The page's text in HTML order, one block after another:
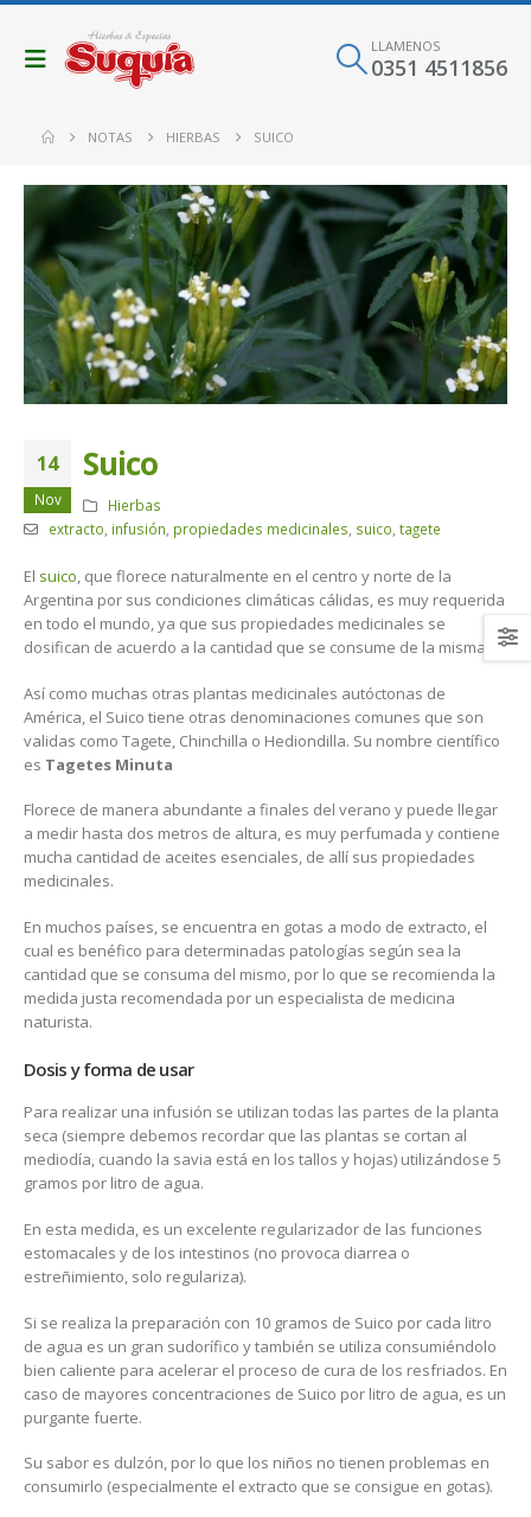
LLAMENOS
0351 4511856
NOTAS HIERBAS SUICO
14
Nov
Suico
Hierbas
extracto infusión propiedades medicinales suico tagete
El suico, que florece naturalmente en el centro y norte de la
Argentina por sus condiciones climáticas cálidas, es muy requerida
en todo el mundo, ya que sus propiedades medicinales se
dosifican de acuerdo a la cantidad que se consume de la misma.
Así como muchas otras plantas medicinales autóctonas de
América, el Suico tiene otras denominaciones comunes que son
validas como Tagete, Chinchilla o Hediondilla. Su nombre científico
es Tagetes Minuta
Florece de manera abundante a finales del verano y puede llegar
a medir hasta dos metros de altura, es muy perfumada y contiene
mucha cantidad de aceites esenciales, de allí sus propiedades
medicinales.
En muchos países, se encuentra en gotas a modo de extracto, el
cual es benéfico para determinadas patologías según sea la
cantidad que se consuma del mismo, por lo que se recomienda la
medida justa recomendada por un especialista de medicina
naturista.
Dosis y forma de usar
Para realizar una infusión se utilizan todas las partes de la planta
seca (siempre debemos recordar que las plantas se cortan al
mediodía, cuando la savia está en los tallos y hojas) utilizándose 5
gramos por litro de agua.
En esta medida, es un excelente regularizador de las funciones
estomacales y de los intestinos (no provoca diarrea o
estreñimiento, solo regulariza).
Si se realiza la preparación con 10 gramos de Suico por cada litro
de agua es un gran sudorífico y también se utiliza consumiéndolo
bien caliente para acelerar el proceso de cura de los resfriados. En
caso de mayores concentraciones de Suico por litro de agua, es un
purgante fuerte.
Su sabor es dulzón, por lo que los niños no tienen problemas en
consumirlo (especialmente el extracto que se consigue en gotas).